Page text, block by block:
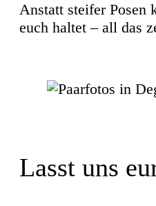
Anstatt steifer Posen
euch haltet – all das
Lasst uns